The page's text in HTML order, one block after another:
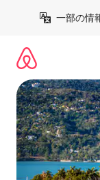
一部の情